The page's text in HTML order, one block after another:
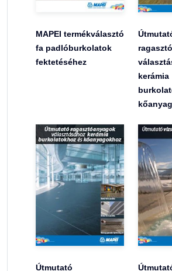
MAPEI termékválasztó
fa padlóburkolatok
fektetéséhez
kerámia
Útmutató